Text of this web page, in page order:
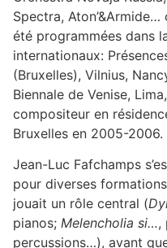
Spectra,
été programmées dans
internationaux:
(Bruxelles), Vilnius,
Biennale de Venise,
compositeur en
Bruxelles en 2005-2006.
Jean-Luc Fafchamps
pour diverses
jouait un rôle central (
pianos; Melencholia si…,
percussions…), avant